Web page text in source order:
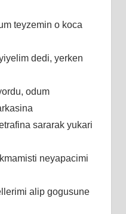
teyzemin o koca
dedi, yerken
odum
sararak yukari
neyapacimi
alip gogusune